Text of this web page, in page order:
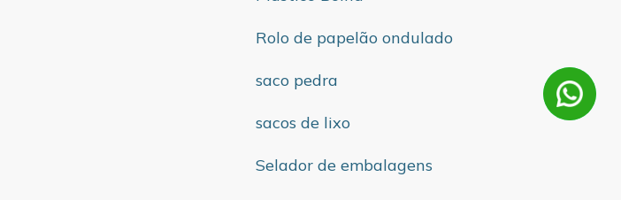
Rolo de papelão ondulado
saco pedra
sacos de lixo
Selador de embalagens